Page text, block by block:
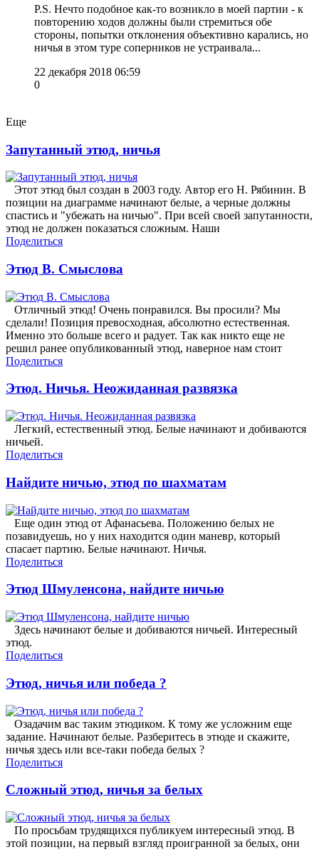
P.S. Нечто подобное как-то возникло в моей партии - к
повторению ходов должны были стремиться обе
стороны, попытки отклонения объективно карались, но
ничья в этом туре соперников не устраивала...
22 декабря 2018 06:59
0
Еще
Запутанный этюд, ничья
Этот этюд был создан в 2003 году. Автор его Н. Рябинин. В
позиции на диаграмме начинают белые, а черные должны
спастись и "убежать на ничью". При всей своей запутанности,
этюд не должен показаться сложным. Наши
Поделиться
Этюд В. Смыслова
Отличный этюд! Очень понравился. Вы просили? Мы
сделали! Позиция превосходная, абсолютно естественная.
Именно это больше всего и радует. Так как никто еще не
решил ранее опубликованный этюд, наверное нам стоит
Поделиться
Этюд. Ничья. Неожиданная развязка
Легкий, естественный этюд. Белые начинают и добиваются
ничьей.
Поделиться
Найдите ничью, этюд по шахматам
Еще один этюд от Афанасьева. Положению белых не
позавидуешь, но у них находится один маневр, который
спасает партию. Белые начинают. Ничья.
Поделиться
Этюд Шмуленсона, найдите ничью
Здесь начинают белые и добиваются ничьей. Интересный
этюд.
Поделиться
Этюд, ничья или победа ?
Озадачим вас таким этюдиком. К тому же усложним еще
задание. Начинают белые. Разберитесь в этюде и скажите,
ничья здесь или все-таки победа белых ?
Поделиться
Сложный этюд, ничья за белых
По просьбам трудящихся публикуем интересный этюд. В
этой позиции, на первый взгляд проигранной за белых, они